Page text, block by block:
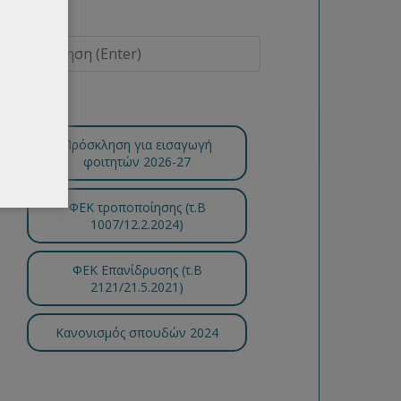
Πρόσκληση για εισαγωγή
φοιτητών 2026-27
ΦΕΚ τροποποίησης (τ.B
1007/12.2.2024)
ΦΕΚ Επανίδρυσης (τ.Β
2121/21.5.2021)
Κανονισμός σπουδών 2024